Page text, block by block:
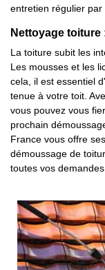
entretien régulier par
Nettoyage
La toiture subit les
Les mousses et les
cela, il est essentiel
tenue à votre toit.
vous pouvez vous
prochain
France vous offre
démoussage de
toutes vos